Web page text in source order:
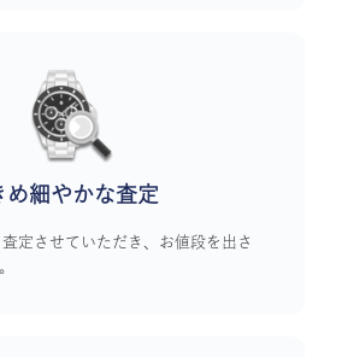
め細やかな査定
定させていただき、お値段を出さ